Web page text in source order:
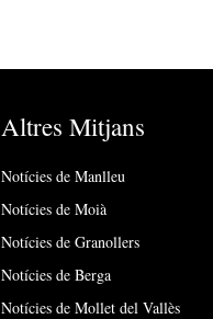
Altres Mitjans
Notícies de Manlleu
Notícies de Moià
Notícies de Granollers
Notícies de Berga
Notícies de Mollet del Vallès